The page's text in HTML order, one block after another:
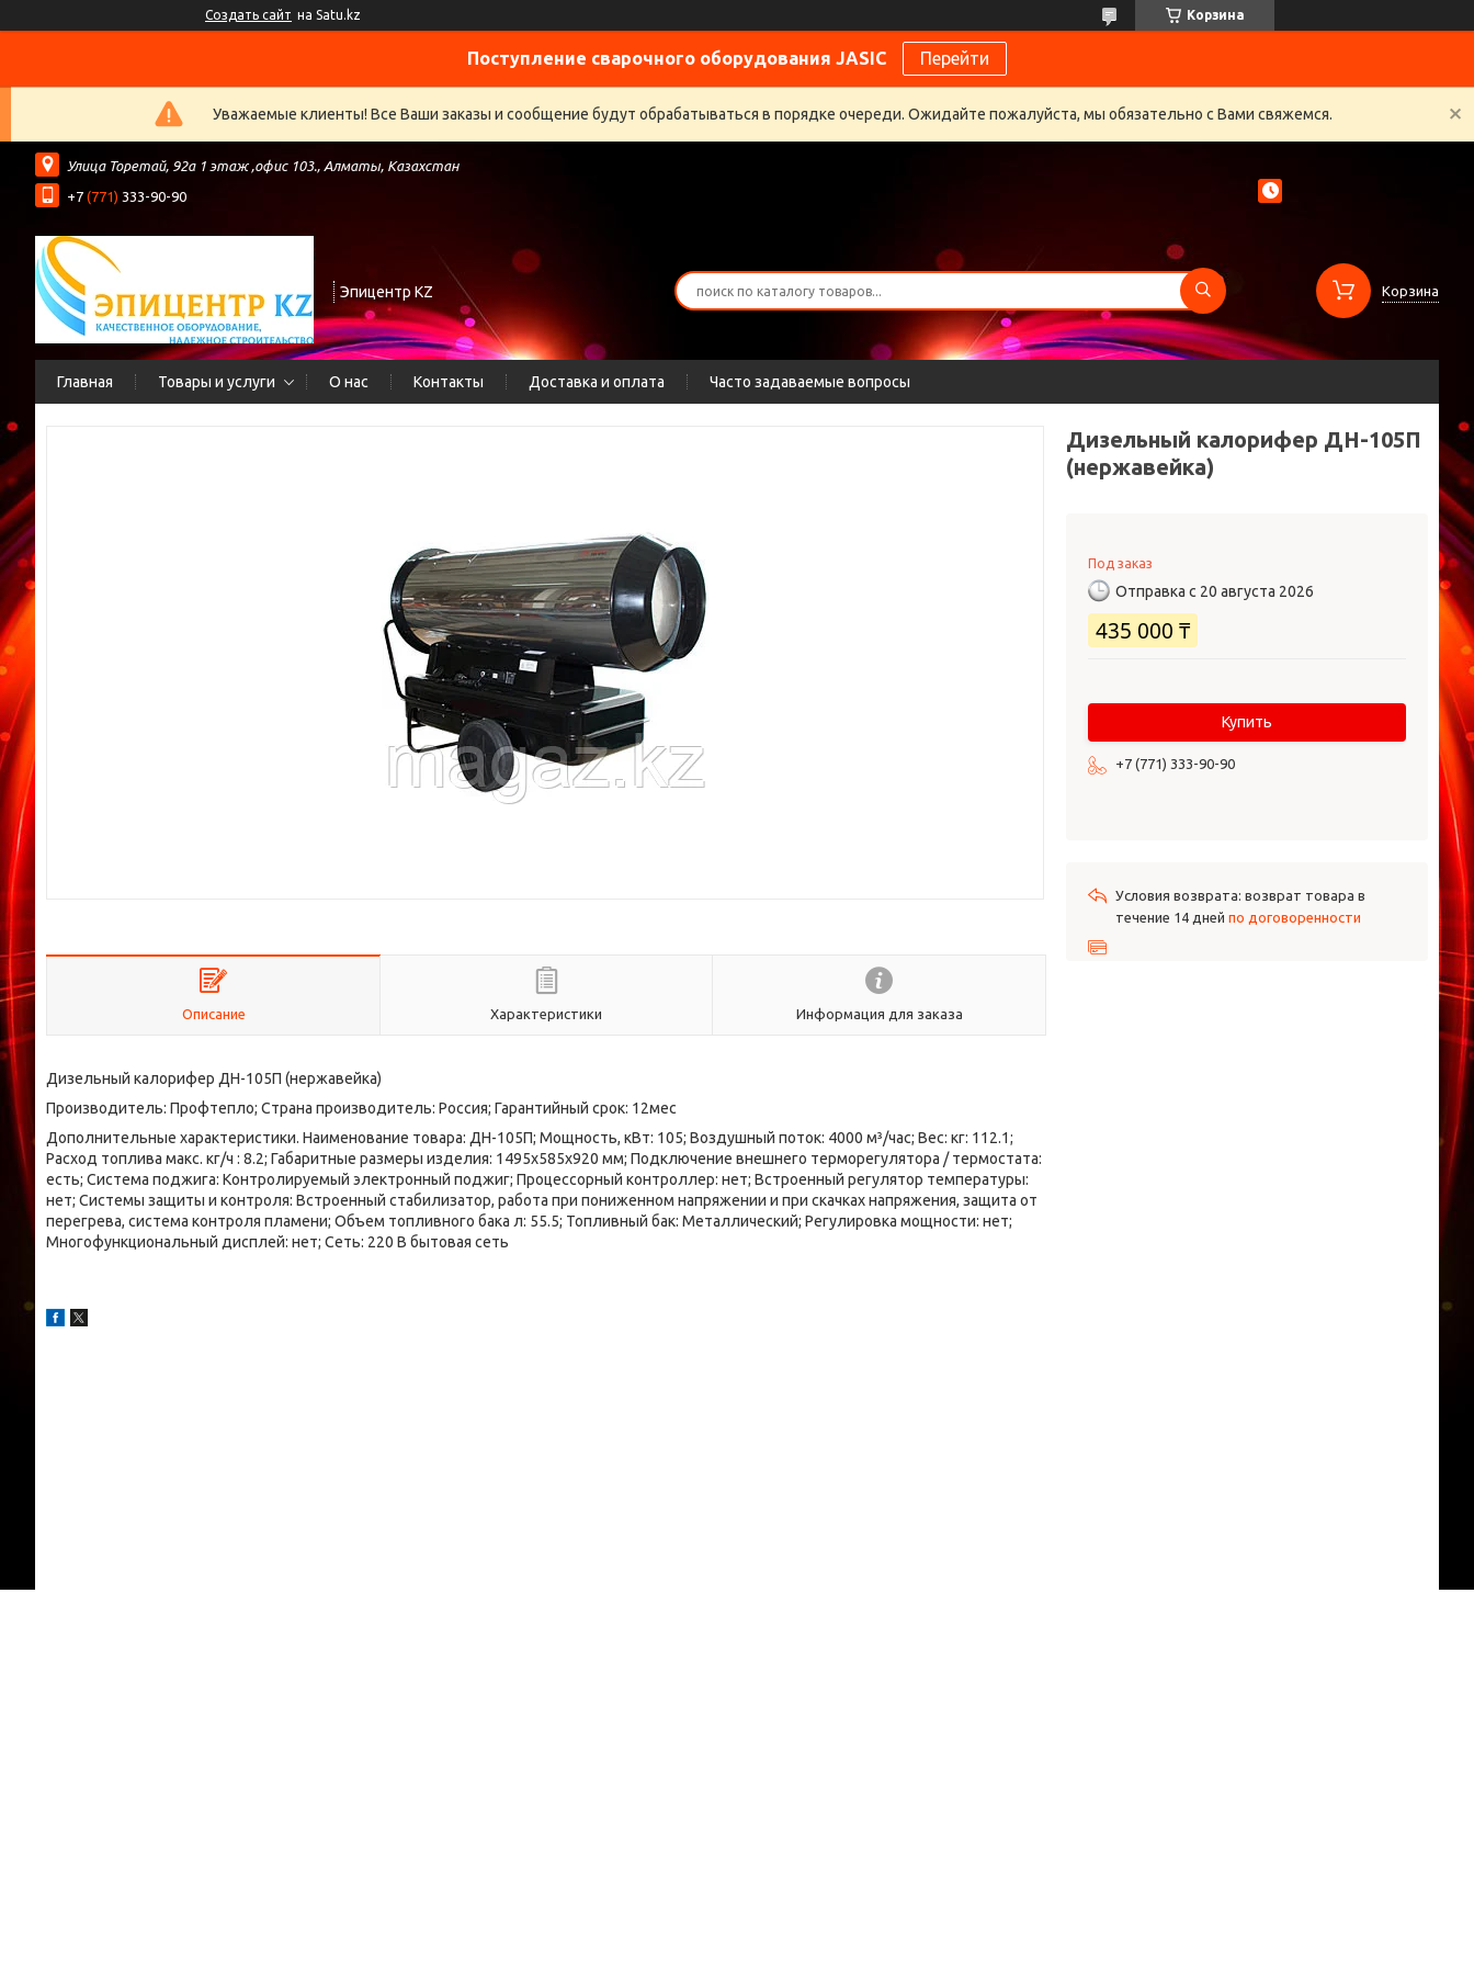
Создать сайт на Satu.kz Корзина
Поступление сварочного оборудования JASIC Перейти
Уважаемые клиенты! Все Ваши заказы и сообщение будут обрабатываться в порядке очереди. Ожидайте пожалуйста, мы обязательно с Вами свяжемся.
​Улица Торетай, 92а​ 1 этаж ,офис 103., Алматы, Казахстан
+7 (771) 333-90-90
Эпицентр KZ Корзина
Главная Товары и услуги О нас Контакты Доставка и оплата Часто задаваемые вопросы
Описание Характеристики Информация для заказа
Дизельный калорифер ДН-105П (нержавейка)
Производитель: Профтепло; Страна производитель: Россия; Гарантийный срок: 12мес
Дополнительные характеристики. Наименование товара: ДН-105П; Мощность, кВт: 105; Воздушный поток: 4000 м³/час; Вес: кг: 112.1;
Расход топлива макс. кг/ч : 8.2; Габаритные размеры изделия: 1495х585х920 мм; Подключение внешнего терморегулятора / термостата:
есть; Система поджига: Контролируемый электронный поджиг; Процессорный контроллер: нет; Встроенный регулятор температуры:
нет; Системы защиты и контроля: Встроенный стабилизатор, работа при пониженном напряжении и при скачках напряжения, защита от
перегрева, система контроля пламени; Объем топливного бака л: 55.5; Топливный бак: Металлический; Регулировка мощности: нет;
Многофункциональный дисплей: нет; Сеть: 220 В бытовая сеть
Дизельный калорифер ДН-105П
(нержавейка)
Под заказ
Отправка с 20 августа 2026
435 000 ₸
Купить
+7 (771) 333-90-90
возврат товара в
течение 14 дней по договоренности